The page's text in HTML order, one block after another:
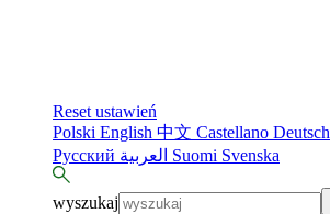
Reset ustawień
Polski English 中文 Castellano Deutsch
Русский
Suomi Svenska
wyszukaj